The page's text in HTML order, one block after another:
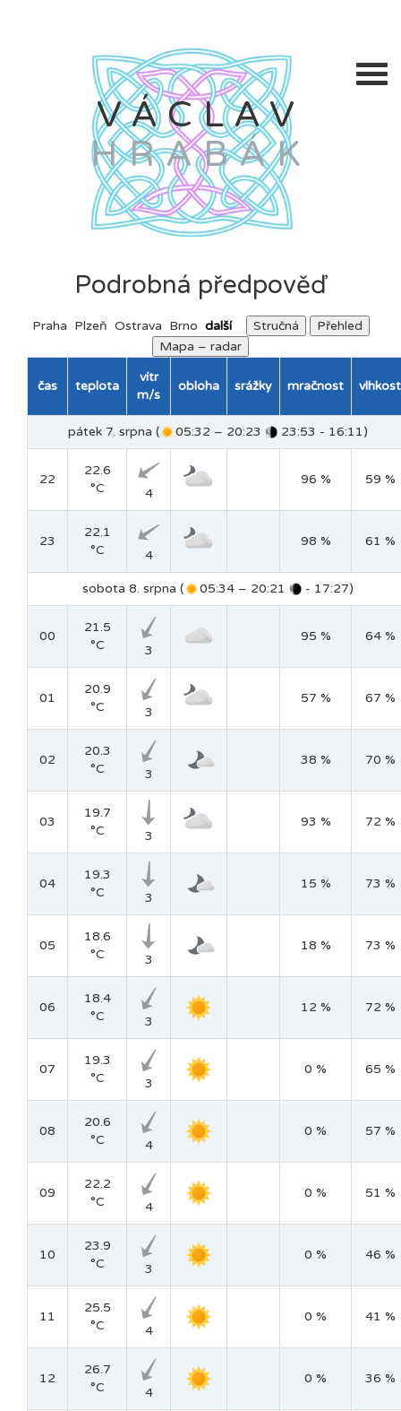
VÁCLAV
HRABÁK
Podrobná předpověď
Praha Plzeň Ostrava Brno další Stručná
Přehled
Mapa – radar
čas teplota
vítr
m/s
obloha srážky mračnost vlhkost
pátek 7. srpna ( 05:32 – 20:23 23:53 - 16:11)
22
22.6
°C
4
96 % 59 %
23
22.1
°C
4
98 % 61 %
sobota 8. srpna ( 05:34 – 20:21 - 17:27)
00
21.5
°C
3
95 % 64 %
01
20.9
°C
3
57 % 67 %
02
20.3
°C
3
38 % 70 %
03
19.7
°C
3
93 % 72 %
04
19.3
°C
3
15 % 73 %
05
18.6
°C
3
18 % 73 %
06
18.4
°C
3
12 % 72 %
07
19.3
°C
3
0 % 65 %
08
20.6
°C
4
0 % 57 %
09
22.2
°C
4
0 % 51 %
10
23.9
°C
3
0 % 46 %
11
25.5
°C
4
0 % 41 %
12
26.7
°C
4
0 % 36 %